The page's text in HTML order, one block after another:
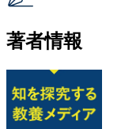
著者情報